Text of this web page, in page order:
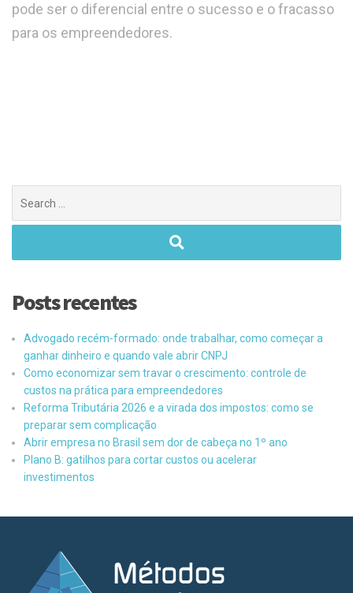
pode ser o diferencial entre o sucesso e o fracasso
para os empreendedores.
Posts recentes
Advogado recém-formado: onde trabalhar, como começar a
ganhar dinheiro e quando vale abrir CNPJ
Como economizar sem travar o crescimento: controle de
custos na prática para empreendedores
Reforma Tributária 2026 e a virada dos impostos: como se
preparar sem complicação
Abrir empresa no Brasil sem dor de cabeça no 1º ano
Plano B: gatilhos para cortar custos ou acelerar
investimentos